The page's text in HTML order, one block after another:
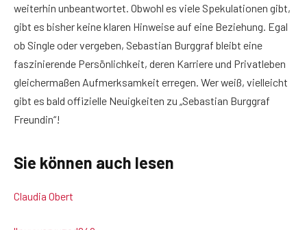
weiterhin unbeantwortet. Obwohl es viele Spekulationen gibt,
gibt es bisher keine klaren Hinweise auf eine Beziehung. Egal
ob Single oder vergeben, Sebastian Burggraf bleibt eine
faszinierende Persönlichkeit, deren Karriere und Privatleben
gleichermaßen Aufmerksamkeit erregen. Wer weiß, vielleicht
gibt es bald offizielle Neuigkeiten zu „Sebastian Burggraf
Freundin“!
Sie können auch lesen
Claudia Obert